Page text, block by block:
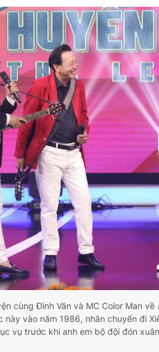
cùng Đình Văn và MC Color Man về
vào năm 1986, nhân chuyến đi
vụ trước khi anh em bộ đội đón xuân